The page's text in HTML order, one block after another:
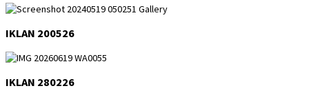
IKLAN 200526
IKLAN 280226